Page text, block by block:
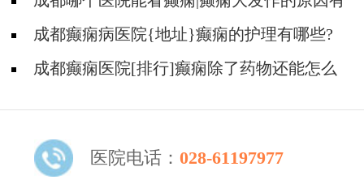
哪些?成都癫痫病医院{地址}癫痫的护理有哪些?
成都癫痫医院[排行]癫痫除了药物还能怎么
医院电话： 028-61197977